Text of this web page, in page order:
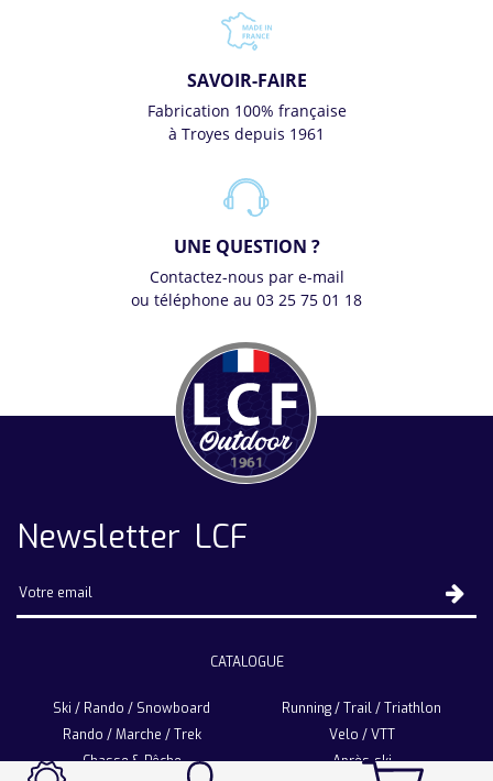
SAVOIR-FAIRE
Fabrication 100% française
à Troyes depuis 1961
UNE QUESTION ?
Contactez-nous par e-mail
ou téléphone au 03 25 75 01 18
Newsletter LCF
CATALOGUE
Ski / Rando / Snowboard
Running / Trail / Triathlon
Rando / Marche / Trek
Velo / VTT
Chasse & Pêche
Après-ski